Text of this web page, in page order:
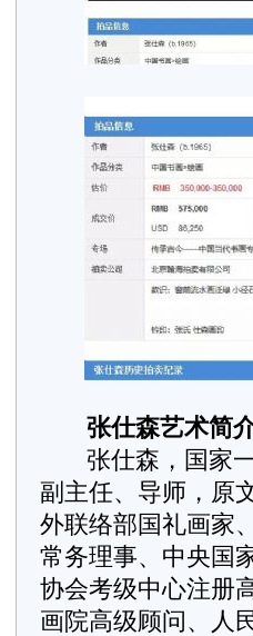
张仕森艺术简
张仕森，国家一
副主任、导师，原
外联络部国礼画家
常务理事、中央国
协会考级中心注册
画院高级顾问、人